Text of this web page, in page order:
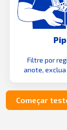
Filtre por
anote,
Começar